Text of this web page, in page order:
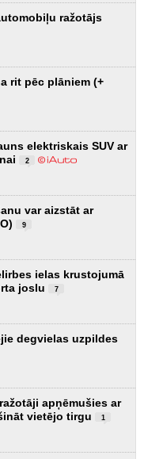
ražotājs
rit pēc plāniem (+
elektriskais SUV ar
2
var aizstāt ar
9
ielas krustojumā
joslu
7
degvielas uzpildes
apņēmušies ar
vietējo tirgu
1